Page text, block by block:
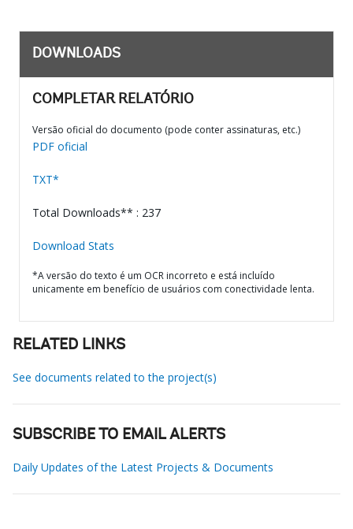
DOWNLOADS
COMPLETAR RELATÓRIO
Versão oficial do documento (pode conter assinaturas, etc.)
PDF oficial
TXT*
Total Downloads** : 237
Download Stats
*A versão do texto é um OCR incorreto e está incluído
unicamente em benefício de usuários com conectividade lenta.
RELATED LINKS
See documents related to the project(s)
SUBSCRIBE TO EMAIL ALERTS
Daily Updates of the Latest Projects & Documents